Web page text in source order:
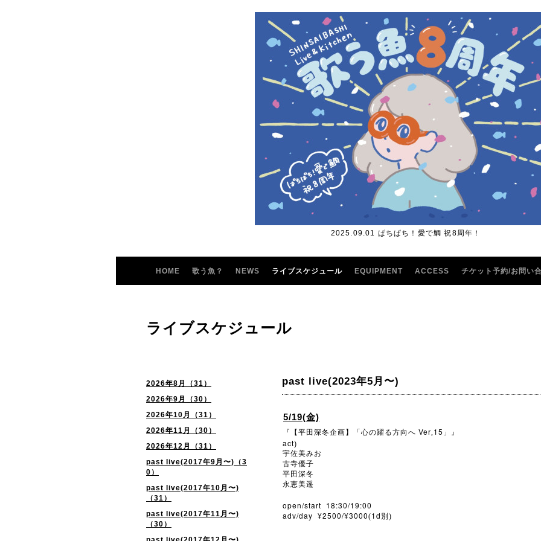
2025.09.01 ぱちぱち！愛で鯛 祝8周年！
HOME 歌う魚？ NEWS ライブスケジュール EQUIPMENT ACCESS チケット予約/お問い
2026年8月（31）
2026年9月（30）
2026年10月（31）
2026年11月（30）
2026年12月（31）
past live(2017年9月〜)（3
0）
past live(2017年10月〜)
（31）
past live(2017年11月〜)
（30）
ライブスケジュール
past live(2023年5月〜)
5/19(金)
『【平田深冬企画】「心の躍る方向へ Ver,15 」』
act)
宇佐美みお
古寺優子
平田深冬
永恵美遥
open/start 18:30/19:00
adv/day ¥2500/¥3000(1d 別)